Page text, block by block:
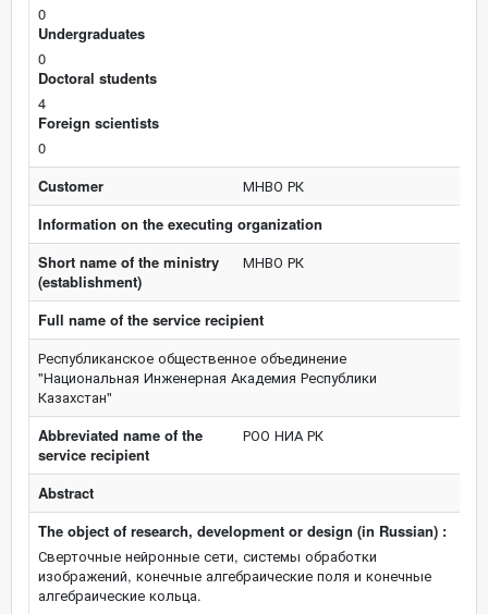
0
Undergraduates
0
Doctoral students
4
Foreign scientists
0
Customer
МНВО РК
Information on the executing organization
Short name of the ministry
(establishment)
МНВО РК
Full name of the service recipient
Республиканское общественное объединение
"Национальная Инженерная Академия Республики
Казахстан"
Abbreviated name of the
service recipient
РОО НИА РК
Abstract
The object of research, development or design (in Russian) :
Сверточные нейронные сети, системы обработки
изображений, конечные алгебраические поля и конечные
алгебраические кольца.